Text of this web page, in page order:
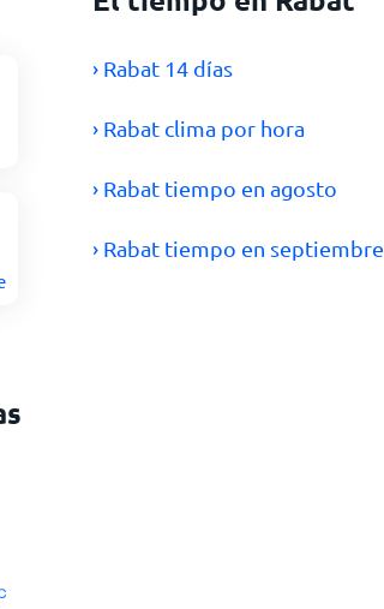
› Rabat 14 días
› Rabat clima por hora
› Rabat tiempo en agosto
› Rabat tiempo en septiembre